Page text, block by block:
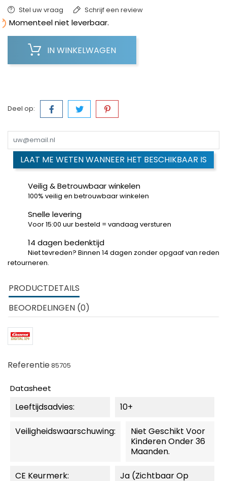
Stel uw vraag Schrijf een review
Momenteel niet leverbaar.
IN WINKELWAGEN
Deel op:
LAAT ME WETEN WANNEER HET BESCHIKBAAR IS
Veilig & Betrouwbaar winkelen
100% veilig en betrouwbaar winkelen
Snelle levering
Voor 15:00 uur besteld = vandaag versturen
14 dagen bedenktijd
Niet tevreden? Binnen 14 dagen zonder opgaaf van reden
retourneren.
PRODUCTDETAILS
BEOORDELINGEN (0)
Referentie85705
Datasheet
Leeftijdsadvies: 10+
Veiligheidswaarschuwing:
Niet Geschikt Voor
Kinderen Onder 36
Maanden.
CE Keurmerk:
Ja (zichtbaar Op